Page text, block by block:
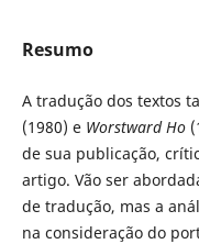
Resumo
A tradução dos textos
(1980) e Worstward Ho
de sua publicação,
artigo. Vão ser
de tradução, mas a
na consideração do